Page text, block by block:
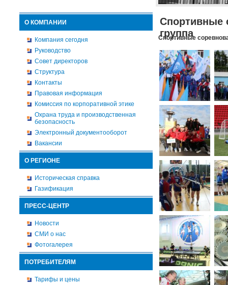
О КОМПАНИИ
Компания сегодня
Руководство
Совет директоров
Структура
Контакты
Правовая информация
Комиссия по корпоративной этике
Охрана труда и производственная
безопасность
Электронный документооборот
Вакансии
О РЕГИОНЕ
Историческая справка
Газификация
ПРЕСС-ЦЕНТР
Новости
СМИ о нас
Фотогалерея
ПОТРЕБИТЕЛЯМ
Тарифы и цены
Спортивные
группа
Спортивные